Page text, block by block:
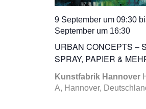
URBAN CONCEPTS –
SPRAY, PAPIER &
9 September um 09:30
September um 16:30
Kunstfabrik Hannover
A, Hannover,